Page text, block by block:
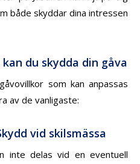
både skyddar dina intressen
du skydda din gåva
som kan anpassas
av de vanligaste:
vid skilsmässa
inte delas vid en eventuell